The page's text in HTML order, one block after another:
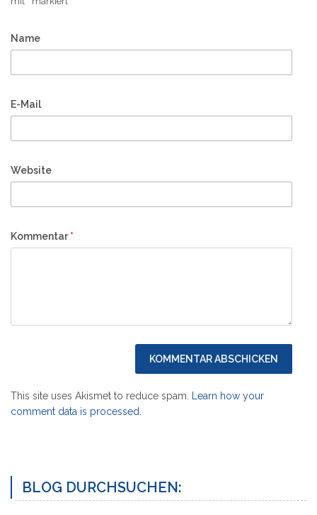
Name
E-Mail
Website
Kommentar*
This site uses Akismet to reduce spam. Learn how your
comment data is processed.
BLOG DURCHSUCHEN: